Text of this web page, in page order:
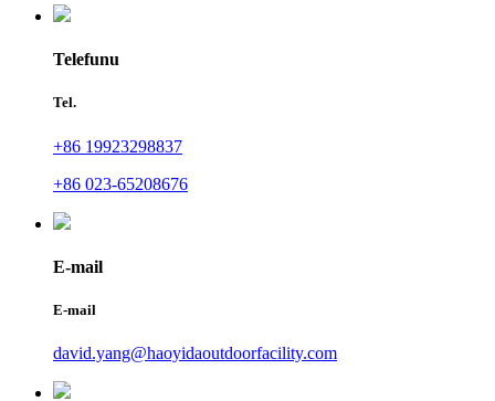
Telefunu
Tel.
+86 19923298837
+86 023-65208676
E-mail
E-mail
david.yang@haoyidaoutdoorfacility.com